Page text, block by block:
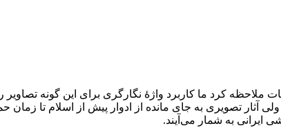
کرد ما کاربرد واژهٔ نگارگری برای این گونه تصاویر
تصویری به جای مانده از ادوار پیش از اسلام تا زمان
ایرانی به شمار می‌آیند.